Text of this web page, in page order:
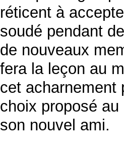
réticent à
soudé pendant
de nouveaux
fera la leçon au
cet acharnement
choix proposé
son nouvel ami.